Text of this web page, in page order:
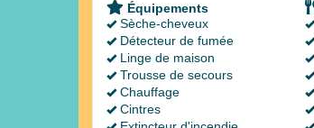
Équipements
Sèche-cheveux
Détecteur de fumée
Linge de maison
Trousse de secours
Chauffage
Cintres